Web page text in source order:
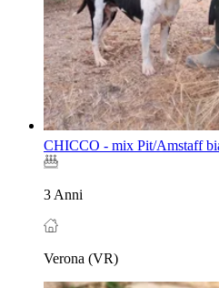
CHICCO - mix Pit/Amstaff
3 Anni
Verona (VR)